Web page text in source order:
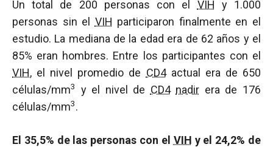
Un total de 200 personas con el VIH y 1.000
personas sin el VIH participaron finalmente en el
estudio. La mediana de la edad era de 62 años y el
85% eran hombres. Entre los participantes con el
VIH, el nivel promedio de CD4actual era de 650
células/mm3 y el nivel de CD4 nadir era de 176
células/mm3.
El 35,5% de las personas con el VIH y el 24,2% de